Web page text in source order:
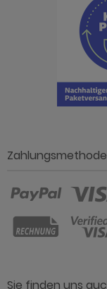
Sie finden uns